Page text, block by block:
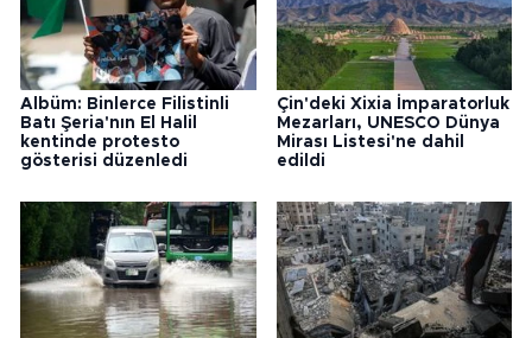
Albüm: Binlerce Filistinli
Batı Şeria'nın El Halil
kentinde protesto
gösterisi düzenledi
Çin'deki Xixia İmparatorluk
Mezarları, UNESCO Dünya
Mirası Listesi'ne dahil
edildi